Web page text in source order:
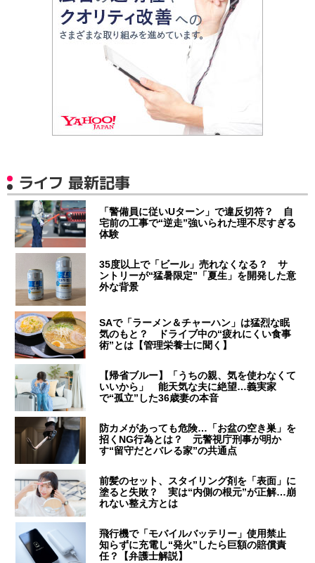
ライフ 最新記事
「警備員に従いUターン」で違反切符？ 自
宅前の工事で“逆走”強いられた理不尽すぎる
体験
35度以上で「ビール」売れなくなる？ サ
ントリーが“猛暑限定”「夏生」を開発した意
外な背景
SAで「ラーメン＆チャーハン」は猛烈な眠
気のもと？ ドライブ中の“疲れにくい食事
術”とは【管理栄養士に聞く】
【帰省ブルー】「うちの親、気を使わなくて
いいから」 能天気な夫に絶望…義実家
で“孤立”した36歳妻の本音
防カメがあっても危険…「お盆の空き巣」を
招くNG行為とは？ 元警視庁刑事が明か
す“留守だとバレる家”の共通点
前髪のセット、スタイリング剤を「表面」に
塗ると失敗？ 実は“内側の根元”が正解…崩
れない整え方とは
飛行機で「モバイルバッテリー」使用禁止
知らずに充電し“発火”したら巨額の賠償責
任？【弁護士解説】